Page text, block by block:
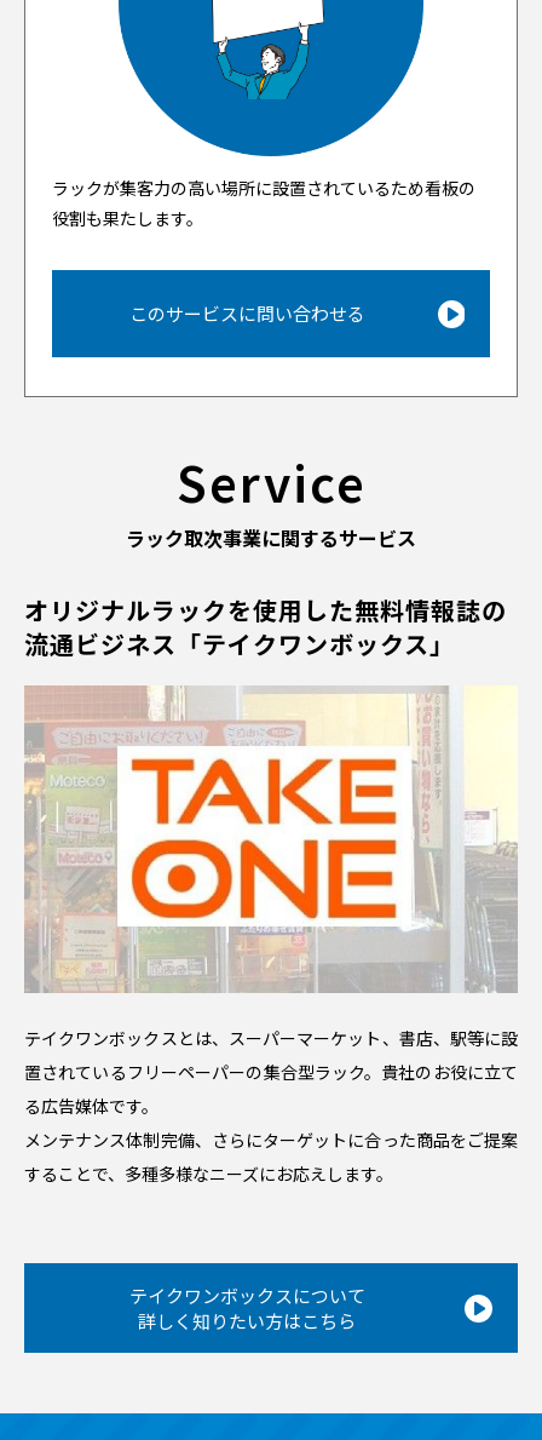
ラックが集客力の高い場所に設置されているため看板の
役割も果たします。
このサービスに問い合わせる
Service
ラック取次事業に関するサービス
オリジナルラックを使用した無料情報誌の
流通ビジネス 「テイクワンボックス」
テイクワンボックスとは、スーパーマーケット、書店、駅等に設
置されているフリーペーパーの集合型ラック。貴社のお役に立て
る広告媒体です。
メンテナンス体制完備、さらにターゲットに合った商品をご提案
することで、多種多様なニーズにお応えします。
テイクワンボックスについて
詳しく知りたい方はこちら